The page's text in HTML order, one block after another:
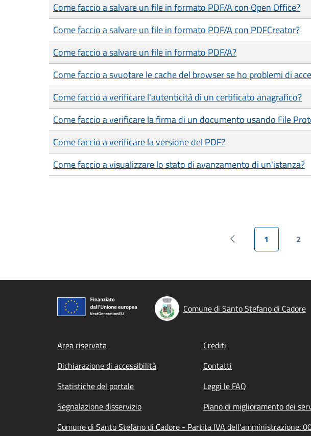
Come faccio a salvare un file in formato PDF/A con Open Office?
Come faccio a salvare un file in formato PDF/A con PDFCreator?
Come faccio a salvare un file in formato PDF/A?
Come faccio a svuotare le cache del browser se ho problemi di
Come faccio a verificare l'autenticità di un certificato anagrafico?
Come faccio a verificare la firma di un documento usando File
Come faccio a verificare la versione del PDF?
Come faccio a visualizzare lo stato di avanzamento di un'istanza?
Pagina precedente
Pagina attuale
1 2
Comune di Santo Stefano di Cadore
Footer menu
Area riservata Crediti
Dichiarazione di accessibilità
Contatti
Statistiche del portale
Leggi le FAQ
Segnalazione disservizio
Piano di miglioramento dei
Comune di Santo Stefano di Cadore - Partita IVA dell'amministrazione: